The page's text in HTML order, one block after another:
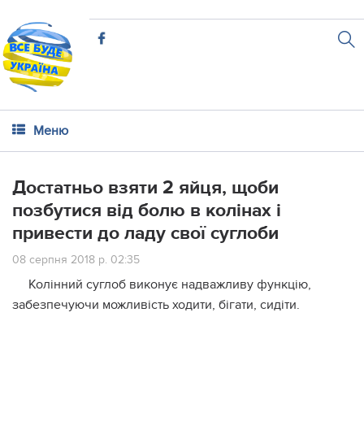
Меню
Достатньо взяти 2 яйця, щоби
позбутися від болю в колінах і
привести до ладу свої суглоби
08 серпня 2018 р. 02:35
Колінний суглоб виконує надважливу функцію,
забезпечуючи можливість ходити, бігати, сидіти.